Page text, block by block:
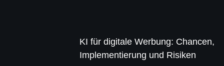
KI für digitale Werbung: Chancen,
Implementierung und Risiken